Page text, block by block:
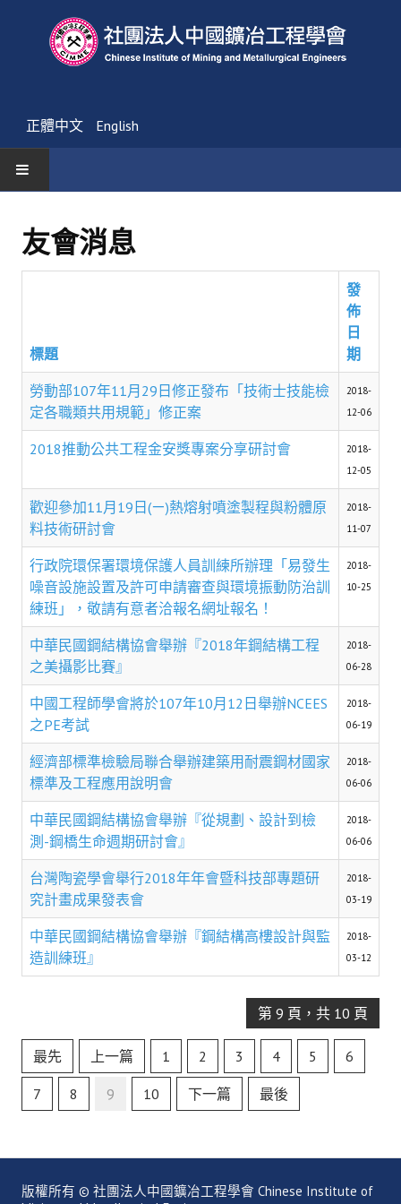
正體中文 English
最新消息
學會簡介
理事長的話
學會會史
學會會址沿革
學會組織與架構
架構圖
理監事會
現任學會職員錄
重要章則
學生獎勵金申請辦法
盧善棟獎學金評選辦法
鑛冶期刊徵稿
鑛冶論文獎初選作業細則
鑛冶論文獎複審作業細則
獎章委員會簡則
學會章程
會員代表選舉辦法
學會獎項
友會消息
標題
發
佈
日
期
勞動部107年11月29日修正發布「技術士技能檢
定各職類共用規範」修正案
2018-
12-06
2018推動公共工程金安獎專案分享研討會
2018-
12-05
歡迎參加11月19日(ㄧ)熱熔射噴塗製程與粉體原
料技術研討會
2018-
11-07
行政院環保署環境保護人員訓練所辦理「易發生
噪音設施設置及許可申請審查與環境振動防治訓
練班」，敬請有意者洽報名網址報名！
2018-
10-25
中華民國鋼結構協會舉辦『2018年鋼結構工程
之美攝影比賽』
2018-
06-28
中國工程師學會將於107年10月12日舉辦NCEES
之PE考試
2018-
06-19
經濟部標準檢驗局聯合舉辦建築用耐震鋼材國家
標準及工程應用說明會
2018-
06-06
中華民國鋼結構協會舉辦『從規劃、設計到檢
測-鋼橋生命週期研討會』
2018-
06-06
台灣陶瓷學會舉行2018年年會暨科技部專題研
究計畫成果發表會
2018-
03-19
中華民國鋼結構協會舉辦『鋼結構高樓設計與監
造訓練班』
2018-
03-12
第 9 頁，共 10 頁
最先 上一篇 1 2 3 4 5 6
7 8 9 10 下一篇 最後
版權所有 © 社團法人中國鑛冶工程學會 Chinese Institute of